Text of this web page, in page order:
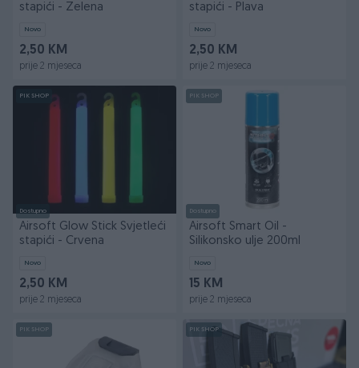
stapići - Zelena
Novo
2,50 KM
prije 2 mjeseca
stapići - Plava
Novo
2,50 KM
prije 2 mjeseca
PIK SHOP
Dostupno
Airsoft Glow Stick Svjetleći
stapići - Crvena
Novo
2,50 KM
prije 2 mjeseca
PIK SHOP
Dostupno
Airsoft Smart Oil -
Silikonsko ulje 200ml
Novo
15 KM
prije 2 mjeseca
PIK SHOP PIK SHOP